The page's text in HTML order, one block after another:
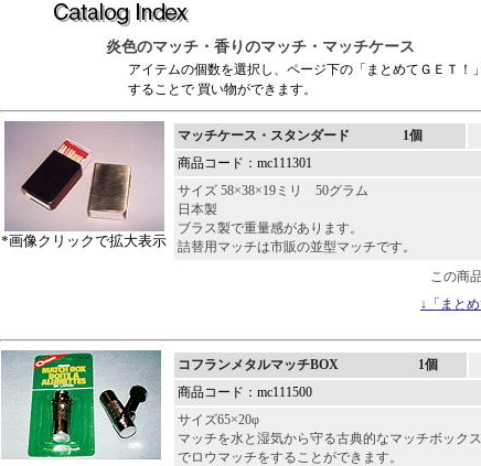
炎色のマッチ・香りのマッチ・マッチケース
アイテムの個数を選択し、ページ下の「まとめてＧＥＴ！
することで 買い物ができます。
*画像クリックで拡大表示
マッチケース・スタンダード 1個
商品コード：mc111301
サイズ 58×38×19ミリ 50グラム
日本製
ブラス製で重量感があります。
詰替用マッチは市販の並型マッチです。
この商
↓「まと
コフランメタルマッチBOX 1個
商品コード：mc111500
サイズ65×20φ
マッチを水と湿気から守る古典的なマッチボック
でロウマッチをすることができます。